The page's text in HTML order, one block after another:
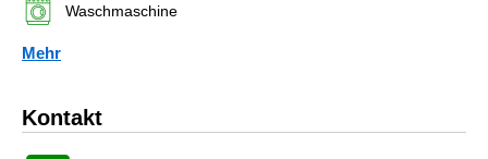
Waschmaschine
Mehr
Kontakt